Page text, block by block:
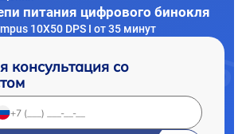
питания цифрового бинокля
10X50 DPS I от 35 минут
консультация со